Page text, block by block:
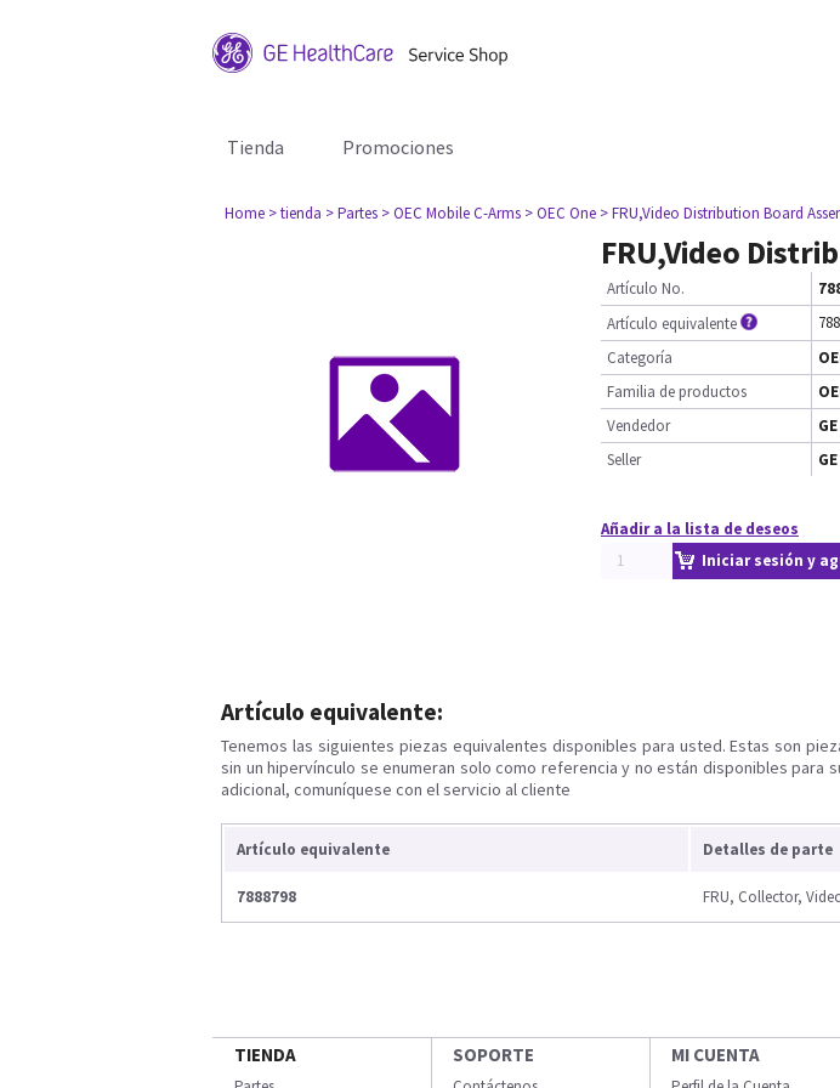
Tienda Promociones
Home > tienda > Partes > OEC Mobile C-Arms > OEC One > FRU,Video Distribution Board
FRU,Video
Artículo No.
Artículo equivalente
Categoría
Familia de productos
Vendedor
Seller
Añadir a la lista de deseos
Iniciar sesión y
Artículo equivalente:
Tenemos las siguientes piezas equivalentes disponibles para usted. Estas son
sin un hipervínculo se enumeran solo como referencia y no están disponibles para
adicional, comuníquese con el servicio al cliente
Artículo equivalente Detalles de parte
7888798 FRU, Collector,
TIENDA SOPORTE MI CUENTA